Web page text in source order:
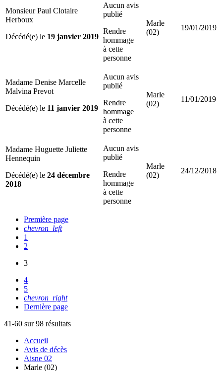
Monsieur Paul Clotaire
Herboux
Décédé(e) le 19 janvier 2019
Aucun avis
publié
Rendre
hommage
à cette
personne
Marle
(02)
19/01/2019
Madame Denise Marcelle
Malvina Prevot
Décédé(e) le 11 janvier 2019
Aucun avis
publié
Rendre
hommage
à cette
personne
Marle
(02)
11/01/2019
Madame Huguette Juliette
Hennequin
Décédé(e) le 24 décembre
2018
Aucun avis
publié
Rendre
hommage
à cette
personne
Marle
(02)
24/12/2018
Première page
chevron_left
1
2
3
4
5
chevron_right
Dernière page
41-60 sur 98 résultats
Accueil
Avis de décès
Aisne 02
Marle (02)